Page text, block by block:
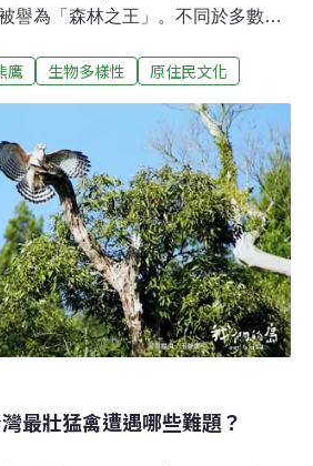
譽為「森林之王」。不同於多數高
猛禽之一。 為讓更多人認識這位山
心」舉辦《尋・閃現長空的白羽－
布展覽自即日起至明（2026）年3
觀。這場展覽不僅集結近年熊鷹研
更展現政府、學界與民間協力守護
協作 打造熊鷹保育新頁本次特展由
會主辦，並獲緯創人文基金會支
處與台北市動物保護處共同指導，
覽內容從生態研究、救傷故事到文
保育的多面向努力。根據農業部林
鷹 生物多樣性 原住民文化
最壯猛禽遭遇哪些難題？